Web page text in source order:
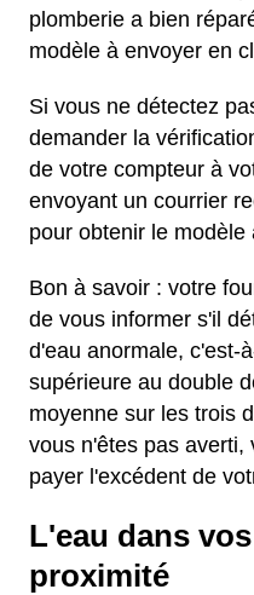
plomberie a bien
modèle à envoyer en
Si vous ne détectez
demander la
de votre compteur à
envoyant un courrier
pour obtenir le modèle
Bon à savoir : votre
de vous informer s'il
d'eau anormale, c'est-
supérieure au double
moyenne sur les trois
vous n'êtes pas averti,
payer l'excédent de
L'eau dans
proximité